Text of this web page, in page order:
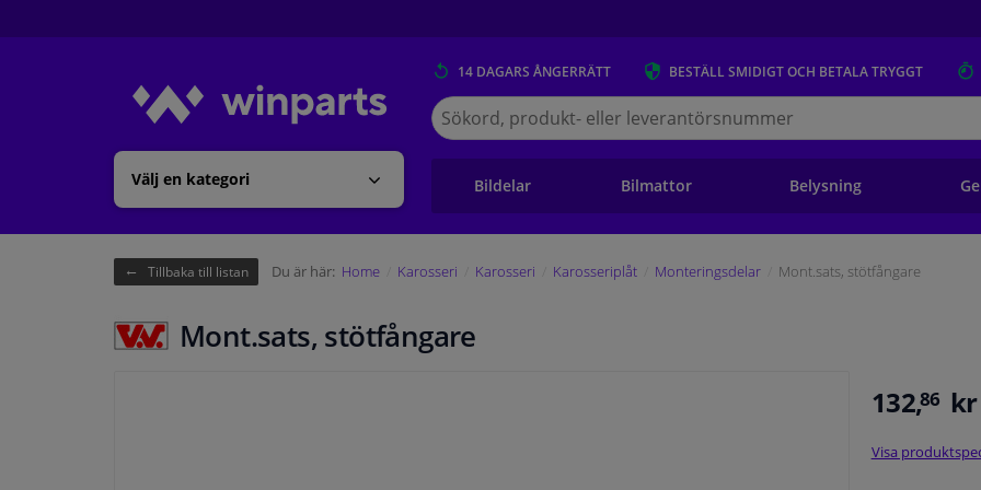
Välj en kategori
14 DAGARS ÅNGERRÄTT BESTÄLL SMIDIGT OCH BETALA TRYGGT
Sök
på
Winparts.se
Bildelar Bilmattor Belysning
Tillbaka till listan Du är här: Home Karosseri Karosseri Karosseriplåt Monteringsdelar Mont.sats, stötfångare
Mont.sats, stötfångare
132,86 kr
Visa